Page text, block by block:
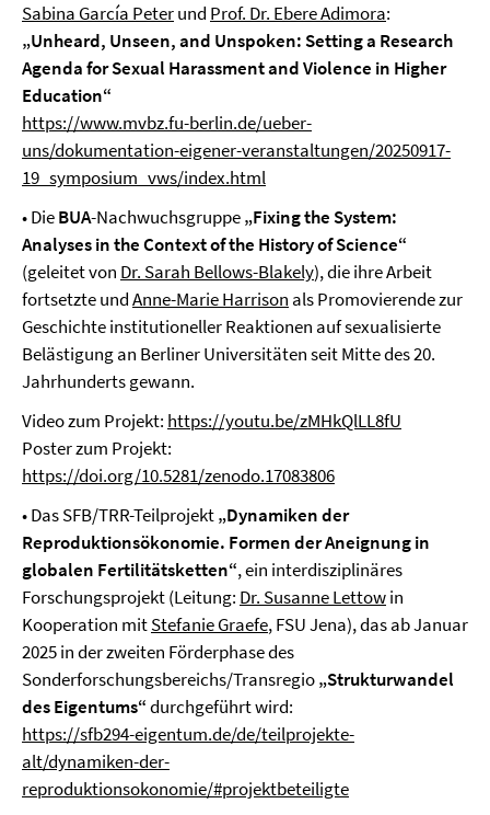
Sabina García Peterund Prof. Dr. Ebere Adimora:
„Unheard, Unseen, and Unspoken: Setting a Research
Agenda for Sexual Harassment and Violence in Higher
Education“
https://www.mvbz.fu-berlin.de/ueber-
uns/dokumentation-eigener-veranstaltungen/20250917-
19_symposium_vws/index.html
• DieBUA-Nachwuchsgruppe„Fixing the System:
Analyses in the Context of the History of Science“
(geleitet von Dr. Sarah Bellows-Blakely), die ihre Arbeit
fortsetzte undAnne-Marie Harrison als Promovierende zur
Geschichte institutioneller Reaktionen auf sexualisierte
Belästigung an Berliner Universitäten seit Mitte des 20.
Jahrhunderts gewann.
Video zum Projekt: https://youtu.be/zMHkQlLL8fU
Poster zum Projekt:
https://doi.org/10.5281/zenodo.17083806
• Das SFB/TRR-Teilprojekt„Dynamiken der
Reproduktionsökonomie. Formen der Aneignung in
globalen Fertilitätsketten“, ein interdisziplinäres
Forschungsprojekt (Leitung: Dr. Susanne Lettowin
Kooperation mitStefanie Graefe, FSU Jena), das ab Januar
2025 in der zweiten Förderphase des
Sonderforschungsbereichs/Transregio„Strukturwandel
des Eigentums“durchgeführt wird:
https://sfb294-eigentum.de/de/teilprojekte-
alt/dynamiken-der-
reproduktionsokonomie/#projektbeteiligte